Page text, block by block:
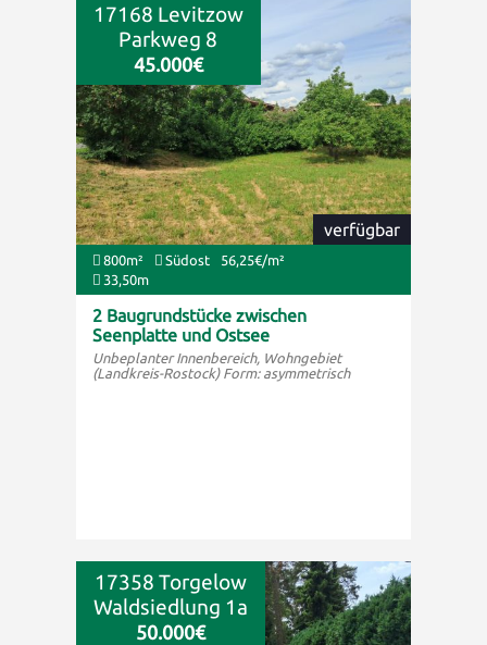
17168 Levitzow
Parkweg 8
45.000€
verfügbar
800m² Südost
56,25€/m²
33,50m
2 Baugrundstücke zwischen
Seenplatte und Ostsee
Unbeplanter Innenbereich, Wohngebiet
(Landkreis-Rostock) Form: asymmetrisch
17358 Torgelow
Waldsiedlung 1a
50.000€